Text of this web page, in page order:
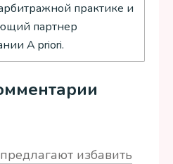
практике и
партнер
A priori.
избавить